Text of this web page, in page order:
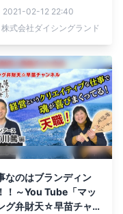
第６８話～対談連載が
中！
2021-02-12 22:40
株式会社ダイシングランド
なのはブランディン
！～You Tube「マッ
グ弁財天☆早苗チャ